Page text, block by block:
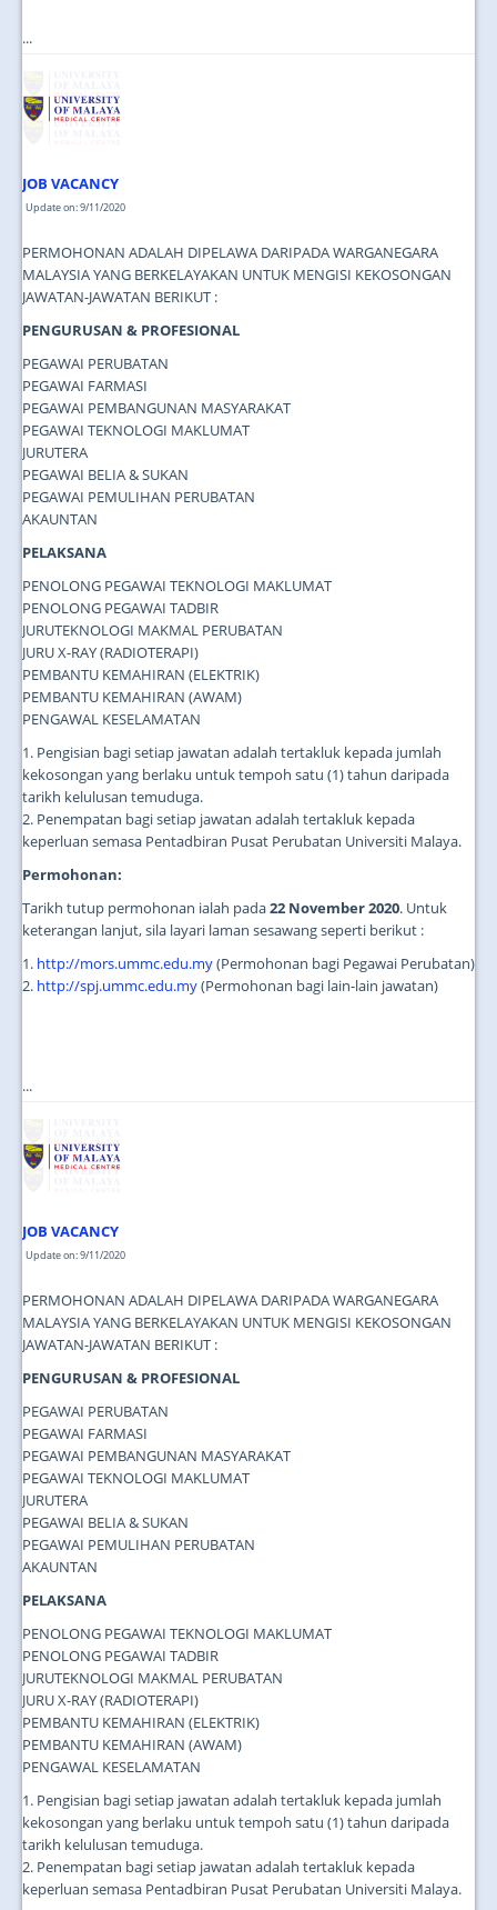
...
JOB VACANCY
Update on: 9/11/2020
PERMOHONAN ADALAH DIPELAWA DARIPADA WARGANEGARA
MALAYSIA YANG BERKELAYAKAN UNTUK MENGISI KEKOSONGAN
JAWATAN-JAWATAN BERIKUT :
PENGURUSAN & PROFESIONAL
PEGAWAI PERUBATAN
PEGAWAI FARMASI
PEGAWAI PEMBANGUNAN MASYARAKAT
PEGAWAI TEKNOLOGI MAKLUMAT
JURUTERA
PEGAWAI BELIA & SUKAN
PEGAWAI PEMULIHAN PERUBATAN
AKAUNTAN
PELAKSANA
PENOLONG PEGAWAI TEKNOLOGI MAKLUMAT
PENOLONG PEGAWAI TADBIR
JURUTEKNOLOGI MAKMAL PERUBATAN
JURU X-RAY (RADIOTERAPI)
PEMBANTU KEMAHIRAN (ELEKTRIK)
PEMBANTU KEMAHIRAN (AWAM)
PENGAWAL KESELAMATAN
1. Pengisian bagi setiap jawatan adalah tertakluk kepada jumlah
kekosongan yang berlaku untuk tempoh satu (1) tahun daripada
tarikh kelulusan temuduga.
2. Penempatan bagi setiap jawatan adalah tertakluk kepada
keperluan semasa Pentadbiran Pusat Perubatan Universiti Malaya.
Permohonan:
Tarikh tutup permohonan ialah pada22 November 2020. Untuk
keterangan lanjut, sila layari laman sesawang seperti berikut :
1. http://mors.ummc.edu.my(Permohonan bagi Pegawai Perubatan)
2. http://spj.ummc.edu.my(Permohonan bagi lain-lain jawatan)
...
JOB VACANCY
Update on: 9/11/2020
PERMOHONAN ADALAH DIPELAWA DARIPADA WARGANEGARA
MALAYSIA YANG BERKELAYAKAN UNTUK MENGISI KEKOSONGAN
JAWATAN-JAWATAN BERIKUT :
PENGURUSAN & PROFESIONAL
PEGAWAI PERUBATAN
PEGAWAI FARMASI
PEGAWAI PEMBANGUNAN MASYARAKAT
PEGAWAI TEKNOLOGI MAKLUMAT
JURUTERA
PEGAWAI BELIA & SUKAN
PEGAWAI PEMULIHAN PERUBATAN
AKAUNTAN
PELAKSANA
PENOLONG PEGAWAI TEKNOLOGI MAKLUMAT
PENOLONG PEGAWAI TADBIR
JURUTEKNOLOGI MAKMAL PERUBATAN
JURU X-RAY (RADIOTERAPI)
PEMBANTU KEMAHIRAN (ELEKTRIK)
PEMBANTU KEMAHIRAN (AWAM)
PENGAWAL KESELAMATAN
1. Pengisian bagi setiap jawatan adalah tertakluk kepada jumlah
kekosongan yang berlaku untuk tempoh satu (1) tahun daripada
tarikh kelulusan temuduga.
2. Penempatan bagi setiap jawatan adalah tertakluk kepada
keperluan semasa Pentadbiran Pusat Perubatan Universiti Malaya.